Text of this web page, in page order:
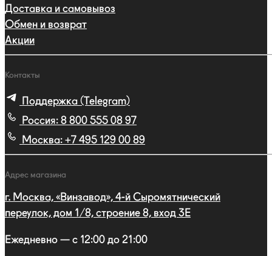
Доставка и самовывоз
Обмен и возврат
Акции
Контакты
Поддержка (Telegram)
Россия: 8 800 555 08 97
Москва: +7 495 129 00 89
Адрес магазина
г. Москва, «Винзавод», 4-й Сыромятнический
переулок, дом 1/8, строение 8, вход 3E
Ежедневно — с 12:00 до 21:00